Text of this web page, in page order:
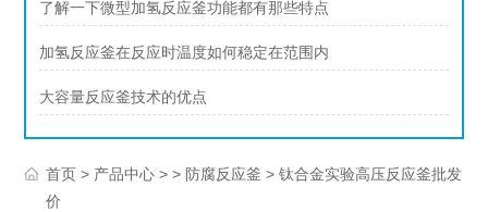
了解一下微型加氢反应釜功能都有那些特点
加氢反应釜在反应时温度如何稳定在范围内
大容量反应釜技术的优点
首页 > 产品中心 > > 防腐反应釜 > 钛合金实验高压反应釜批发
价